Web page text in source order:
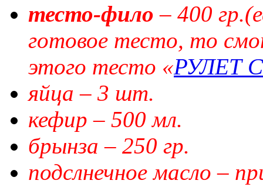
тесто-фило – 400
готовое тесто, то
этого тесто «РУЛЕТ
яйца – 3 шт.
кефир – 500 мл.
брынза – 250 гр.
подслнечное масло –